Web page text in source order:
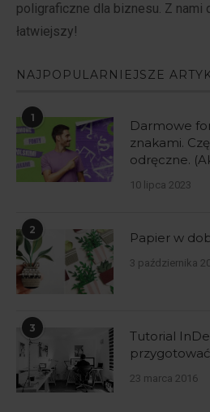
poligraficzne dla biznesu. Z nami
łatwiejszy!
NAJPOPULARNIEJSZE
1
Darmowe
znakami.
odręczne.
10 lipca 2023
2
Papier w
3 października
3
Tutorial
23 marca 2016